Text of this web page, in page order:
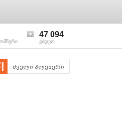
47 094
ვიდეო
ძველი პლეიერი